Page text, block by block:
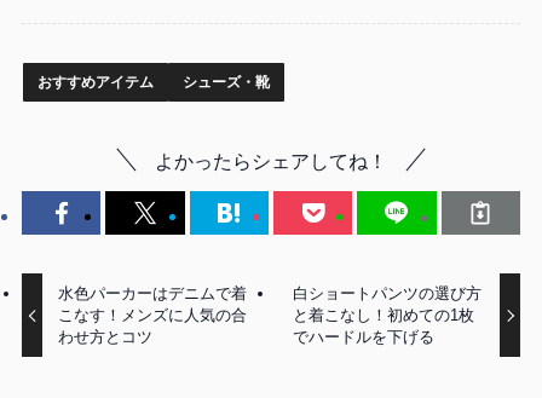
おすすめアイテム シューズ・靴
よかったらシェアしてね！
水色パーカーはデニムで着
こなす！メンズに人気の合
わせ方とコツ
白ショートパンツの選び方
と着こなし！初めての1枚
でハードルを下げる